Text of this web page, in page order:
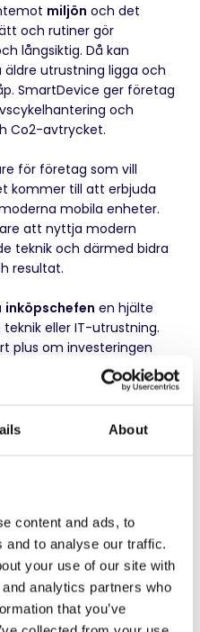
About
content and ads, to
and to analyse our traffic.
your use of our site with
analytics partners who
that you’ve
miljön och det
och rutiner gör
långsiktig. Då kan
utrustning ligga och
SmartDevice ger företag
och
Co2-avtrycket.
för företag som vill
kommer till att erbjuda
mobila enheter.
att nyttja modern
teknik och därmed bidra
resultat.
inköpschefen en hjälte
eller IT-utrustning.
plus om investeringen
kostnader. Förutom att
och förenklar arbetet
gör att investeringen
för att
gör det enklare för